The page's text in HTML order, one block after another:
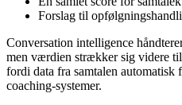
Forslag til
Conversation intelligence
men værdien strækker sig videre
fordi data fra samtalen
coaching-systemer.